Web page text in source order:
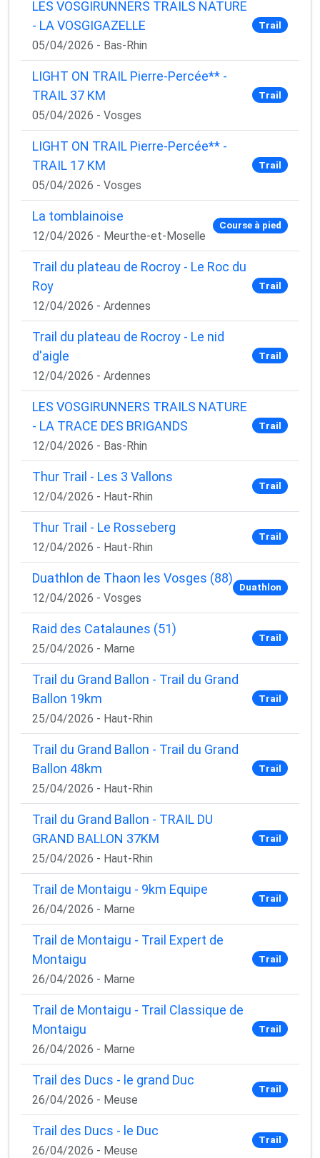
LES VOSGIRUNNERS TRAILS NATURE
- LA VOSGIGAZELLE
05/04/2026 - Bas-Rhin
Trail
LIGHT ON TRAIL Pierre-Percée** -
TRAIL 37 KM
05/04/2026 - Vosges
Trail
LIGHT ON TRAIL Pierre-Percée** -
TRAIL 17 KM
05/04/2026 - Vosges
Trail
La tomblainoise
12/04/2026 - Meurthe-et-Moselle
Course à pied
Trail du plateau de Rocroy - Le Roc du
Roy
12/04/2026 - Ardennes
Trail
Trail du plateau de Rocroy - Le nid
d'aigle
12/04/2026 - Ardennes
Trail
LES VOSGIRUNNERS TRAILS NATURE
- LA TRACE DES BRIGANDS
12/04/2026 - Bas-Rhin
Trail
Thur Trail - Les 3 Vallons
12/04/2026 - Haut-Rhin
Trail
Thur Trail - Le Rosseberg
12/04/2026 - Haut-Rhin
Trail
Duathlon de Thaon les Vosges (88)
12/04/2026 - Vosges
Duathlon
Raid des Catalaunes (51)
25/04/2026 - Marne
Trail
Trail du Grand Ballon - Trail du Grand
Ballon 19km
25/04/2026 - Haut-Rhin
Trail
Trail du Grand Ballon - Trail du Grand
Ballon 48km
25/04/2026 - Haut-Rhin
Trail
Trail du Grand Ballon - TRAIL DU
GRAND BALLON 37KM
25/04/2026 - Haut-Rhin
Trail
Trail de Montaigu - 9km Equipe
26/04/2026 - Marne
Trail
Trail de Montaigu - Trail Expert de
Montaigu
26/04/2026 - Marne
Trail
Trail de Montaigu - Trail Classique de
Montaigu
26/04/2026 - Marne
Trail
Trail des Ducs - le grand Duc
26/04/2026 - Meuse
Trail
Trail des Ducs - le Duc
26/04/2026 - Meuse
Trail